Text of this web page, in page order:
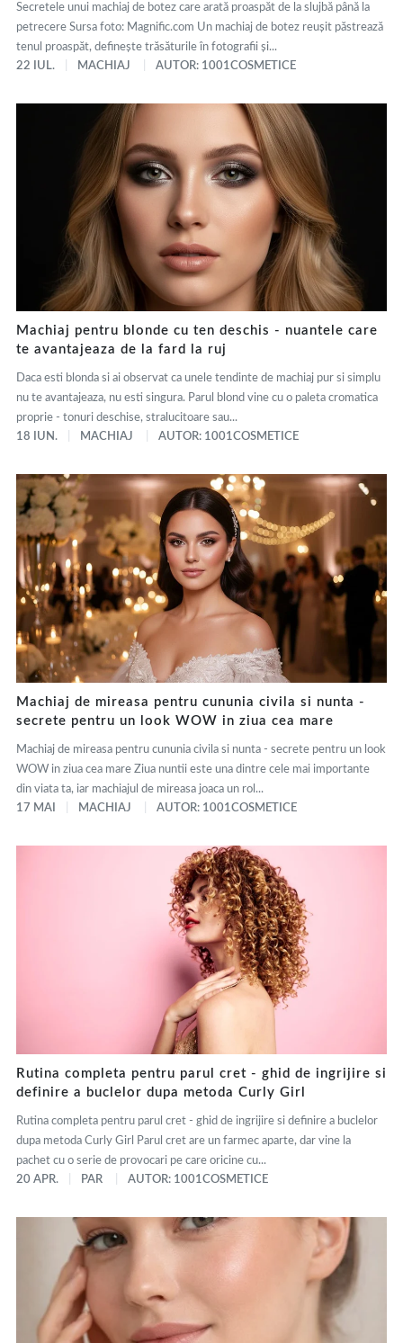
Secretele unui machiaj de botez care arată proaspăt de la slujbă până la
petrecere Sursa foto: Magnific.com Un machiaj de botez reușit păstrează
tenul proaspăt, definește trăsăturile în fotografii și...
22 IUL.
MACHIAJ AUTOR: 1001COSMETICE
Machiaj pentru blonde cu ten deschis - nuantele care
te avantajeaza de la fard la ruj
Daca esti blonda si ai observat ca unele tendinte de machiaj pur si simplu
nu te avantajeaza, nu esti singura. Parul blond vine cu o paleta cromatica
proprie - tonuri deschise, stralucitoare sau...
18 IUN.
MACHIAJ AUTOR: 1001COSMETICE
Machiaj de mireasa pentru cununia civila si nunta -
secrete pentru un look WOW in ziua cea mare
Machiaj de mireasa pentru cununia civila si nunta - secrete pentru un look
WOW in ziua cea mare Ziua nuntii este una dintre cele mai importante
din viata ta, iar machiajul de mireasa joaca un rol...
17 MAI
MACHIAJ AUTOR: 1001COSMETICE
Rutina completa pentru parul cret - ghid de ingrijire si
definire a buclelor dupa metoda Curly Girl
Rutina completa pentru parul cret - ghid de ingrijire si definire a buclelor
dupa metoda Curly Girl Parul cret are un farmec aparte, dar vine la
pachet cu o serie de provocari pe care oricine cu...
20 APR.
PAR AUTOR: 1001COSMETICE